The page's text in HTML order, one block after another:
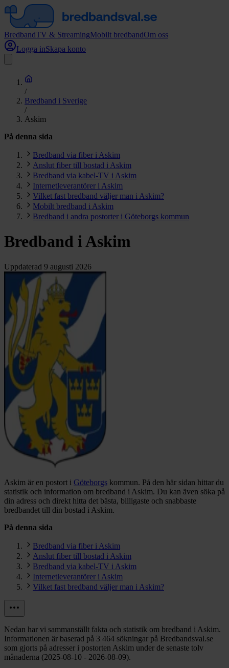
BredbandTV & StreamingMobilt bredbandOm oss
Logga inSkapa konto
/
Bredband i Sverige
/
Askim
På denna sida
Bredband via fiber i Askim
Anslut fiber till bostad i Askim
Bredband via kabel-TV i Askim
Internetleverantörer i Askim
Vilket fast bredband väljer man i Askim?
Mobilt bredband i Askim
Bredband i andra postorter i Göteborgs kommun
Bredband i Askim
Uppdaterad 9 augusti 2026
Askim är en postort i Göteborgs kommun. På den här sidan hittar du
statistik och information om bredband i Askim. Du kan även söka på
din adress och direkt hitta det bästa, billigaste och snabbaste
bredbandet till din bostad i Askim.
På denna sida
Bredband via fiber i Askim
Anslut fiber till bostad i Askim
Bredband via kabel-TV i Askim
Internetleverantörer i Askim
Vilket fast bredband väljer man i Askim?
Nedan har vi sammanställt fakta och statistik om bredband i Askim.
Informationen är baserad på 3 464 sökningar på Bredbandsval.se
som gjorts på adresser i postorten Askim under de senaste tolv
månaderna (2025-08-10 - 2026-08-09).